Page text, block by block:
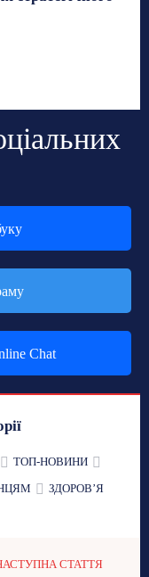
Chat
ТОП-НОВИНИ
ЗДОРОВʼЯ
СТАТТЯ